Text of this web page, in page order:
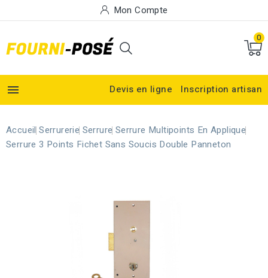
Mon Compte
0
 Devis en ligne Inscription artisan
Accueil Serrurerie Serrure Serrure Multipoints En Applique
Serrure 3 Points Fichet Sans Soucis Double Panneton